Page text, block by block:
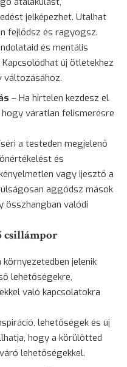
jelképezhet. Utalhat
fejlődsz és ragyogsz.
és mentális
új ötletekhez
változásához.
– Ha hirtelen kezdesz el
váratlan felismerésre
a testeden megjelenő
és
vagy ijesztő a
aggódsz mások
összhangban valódi
csillámpor
jelenik
lehetőségekre,
való kapcsolatokra
lehetőségek és új
hogy a körülötted
lehetőségekkel.